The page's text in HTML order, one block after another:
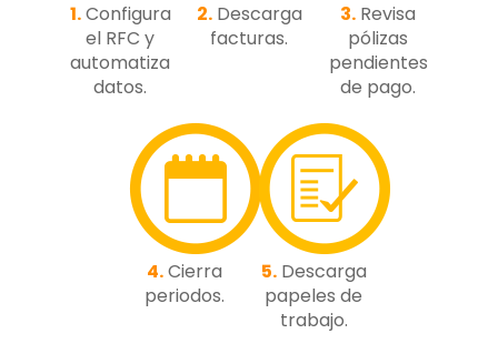
1.Configura
el RFC y
automatiza
datos.
2.Descarga
facturas.
3. Revisa
pólizas
pendientes
de pago.
4.Cierra
periodos.
5.Descarga
papeles de
trabajo.